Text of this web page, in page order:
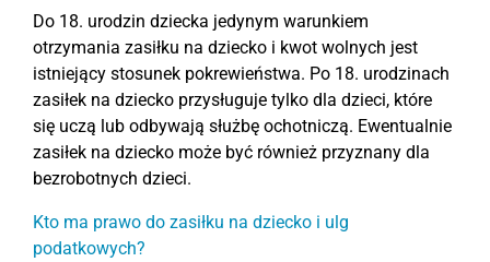
Do 18. urodzin dziecka jedynym warunkiem
otrzymania zasiłku na dziecko i kwot wolnych jest
istniejący stosunek pokrewieństwa. Po 18. urodzinach
zasiłek na dziecko przysługuje tylko dla dzieci, które
się uczą lub odbywają służbę ochotniczą. Ewentualnie
zasiłek na dziecko może być również przyznany dla
bezrobotnych dzieci.
Kto ma prawo do zasiłku na dziecko i ulg
podatkowych?